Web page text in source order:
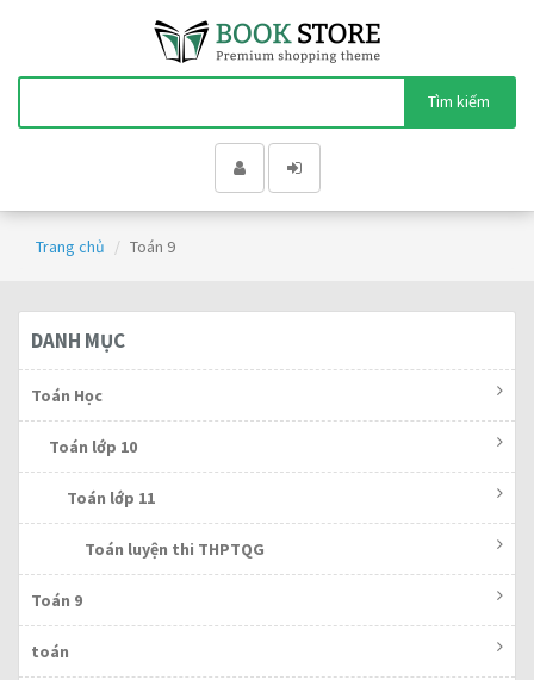
Tìm kiếm
Trang chủ Toán 9
DANH MỤC
Toán Học
Toán lớp 10
Toán lớp 11
Toán luyện thi THPTQG
Toán 9
toán